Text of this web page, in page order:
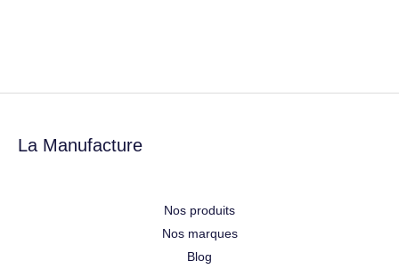
La Manufacture
Nos produits
Nos marques
Blog